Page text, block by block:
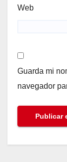
Web
Guarda mi
navegador